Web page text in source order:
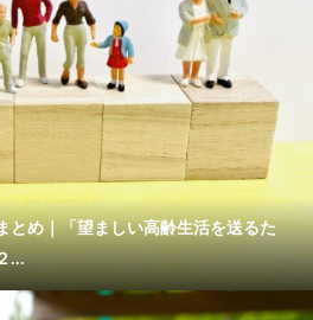
とめ｜「望ましい高齢生活を送るた
...